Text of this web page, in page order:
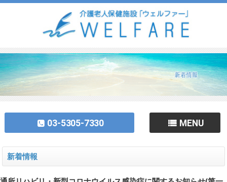
03-5305-7330 MENU
新着情報